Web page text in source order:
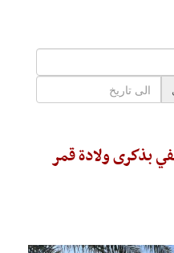
بذكرى ولادة قمر